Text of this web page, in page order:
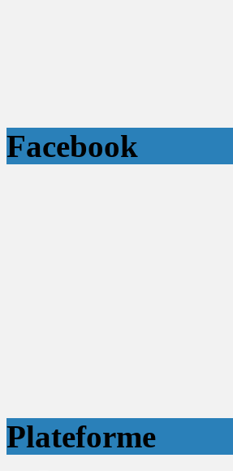
Facebook
Plateforme